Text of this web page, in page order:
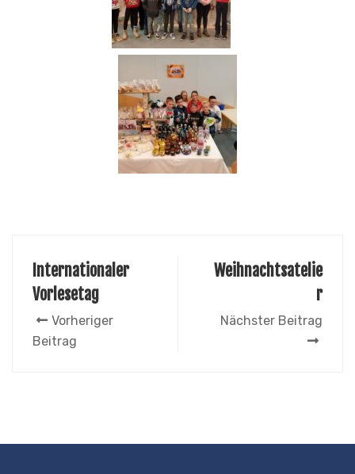
Internationaler
Vorlesetag
Vorheriger
Beitrag
Weihnachtsatelie
r
Nächster Beitrag